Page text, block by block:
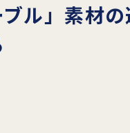
ブル」素材